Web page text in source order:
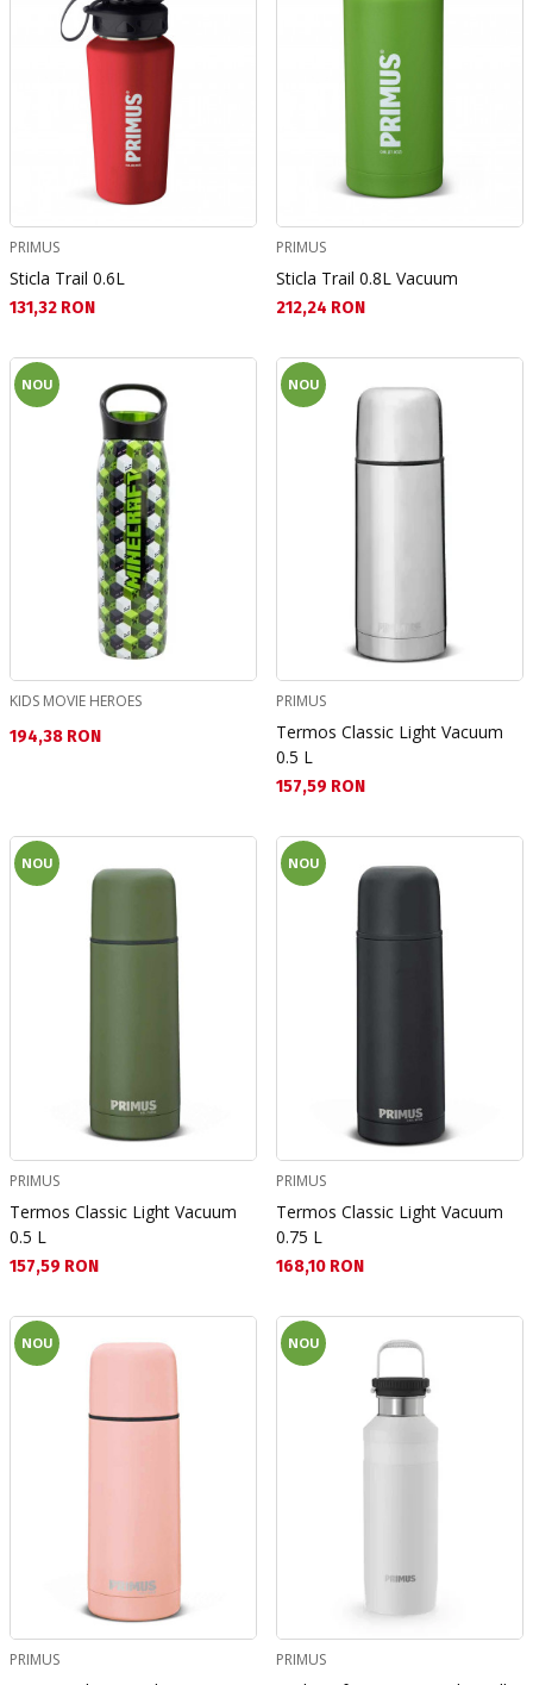
PRIMUS
Sticla Trail 0.6L
Текуща цена:
131,32 RON
PRIMUS
Sticla Trail 0.8L Vacuum
Текуща цена:
212,24 RON
NOU
KIDS MOVIE HEROES
Текуща цена:
194,38 RON
NOU
PRIMUS
Termos Classic Light Vacuum
0.5 L
Текуща цена:
157,59 RON
NOU
PRIMUS
Termos Classic Light Vacuum
0.5 L
Текуща цена:
157,59 RON
NOU
PRIMUS
Termos Classic Light Vacuum
0.75 L
Текуща цена:
168,10 RON
NOU
PRIMUS
NOU
PRIMUS